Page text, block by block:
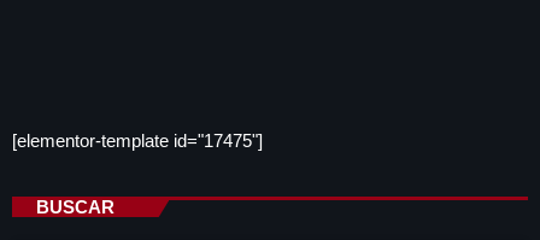
[elementor-template id="17475"]
BUSCAR